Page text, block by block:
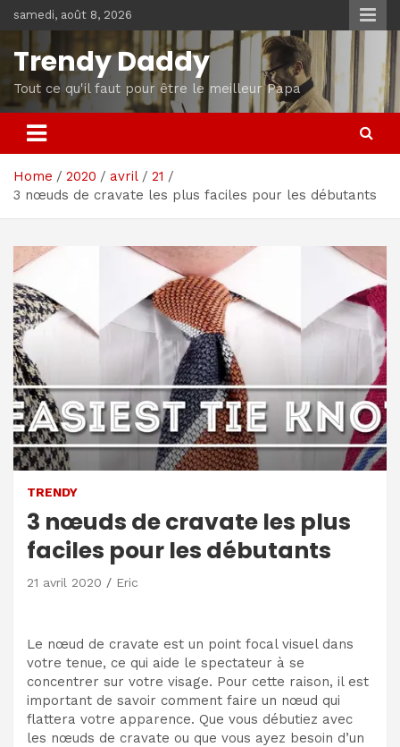
to
content
samedi, août 8, 2026
Trendy Daddy
Tout ce qu'il faut pour être le meilleur Papa
Home 2020 avril
21
3 nœuds de cravate les plus faciles pour les débutants
TRENDY
3 nœuds de cravate les plus
faciles pour les débutants
21 avril 2020 Eric
Le nœud de cravate est un point focal visuel dans
votre tenue, ce qui aide le spectateur à se
concentrer sur votre visage. Pour cette raison, il est
important de savoir comment faire un nœud qui
flattera votre apparence. Que vous débutiez avec
les nœuds de cravate ou que vous ayez besoin d’un